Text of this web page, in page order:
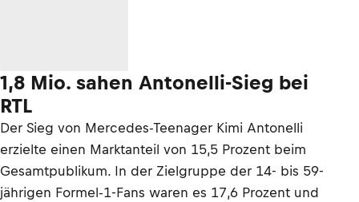
1,8 Mio. sahen Antonelli-Sieg bei
RTL
Der Sieg von Mercedes-Teenager Kimi Antonelli
erzielte einen Marktanteil von 15,5 Prozent beim
Gesamtpublikum. In der Zielgruppe der 14- bis 59-
jährigen Formel-1-Fans waren es 17,6 Prozent und